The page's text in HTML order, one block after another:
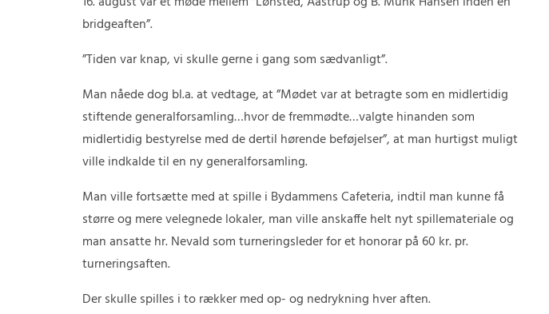
bridgeaften”.
”Tiden var knap, vi skulle gerne i gang som sædvanligt”.
Man nåede dog bl.a. at vedtage, at ”Mødet var at betragte som en midlertidig
stiftende generalforsamling…hvor de fremmødte…valgte hinanden som
midlertidig bestyrelse med de dertil hørende beføjelser”, at man hurtigst muligt
ville indkalde til en ny generalforsamling.
Man ville fortsætte med at spille i Bydammens Cafeteria, indtil man kunne få
større og mere velegnede lokaler, man ville anskaffe helt nyt spillemateriale og
man ansatte hr. Nevald som turneringsleder for et honorar på 60 kr. pr.
turneringsaften.
Der skulle spilles i to rækker med op- og nedrykning hver aften.